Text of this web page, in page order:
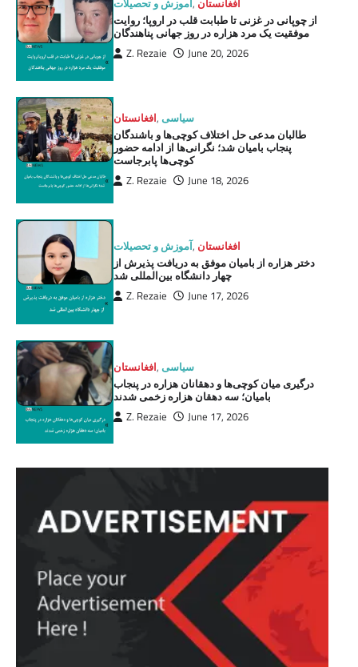
آموزش و تحصیلات, افغانستان
از چوپانی در غزنی تا طبابت قلب در اروپا؛ روایت
موفقیت یک مرد هزاره در روز جهانی پناهندگان
Z. Rezaie June 20, 2026
افغانستان,سیاسی
طالبان مدعی حل اختلاف کوچی‌ها و باشندگان
پنجاب بامیان شد؛ نگرانی‌ها از ادامه حضور
کوچی‌ها پابرجاست
Z. Rezaie June 18, 2026
آموزش و تحصیلات, افغانستان
دختر هزاره از بامیان موفق به دریافت پذیرش از
چهار دانشگاه بین‌المللی شد
Z. Rezaie June 17, 2026
افغانستان,سیاسی
درگیری میان کوچی‌ها و دهقانان هزاره در پنجاب
بامیان؛ سه دهقان هزاره زخمی شدند
Z. Rezaie June 17, 2026